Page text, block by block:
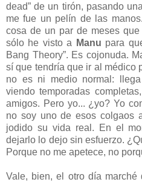
dead” de un tirón, pasando
me fue un pelín de las
cosa de un par de meses
sólo he visto a
Manu para
Bang Theory”. Es cojonuda.
sí que tendría que ir al médico
no es ni medio normal:
viendo temporadas
amigos. Pero yo... ¿yo? Yo
no soy uno de esos colgaos
jodido su vida real. En el
dejarlo lo dejo sin esfuerzo.
Porque no me apetece, no
Vale, bien, el otro día marché